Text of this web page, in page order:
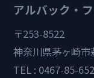
アルバック・
〒253-8522
神奈川県茅ヶ崎
TEL : 0467-85-